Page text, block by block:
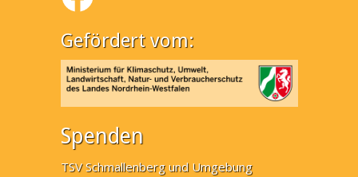
Gefördert vom:
Spenden
TSV Schmallenberg und Umgebung